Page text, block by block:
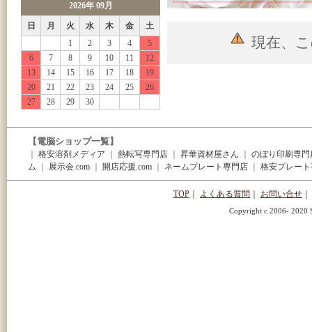
現在、
2026年 09月
日 月 火 水 木 金
土
1
2 3 4
5
6
7 8 9 10 11
12
13
14 15 16 17 18
19
20
21 22 23 24 25
26
27
28 29 30
【電脳ショップ一覧】
格安溶剤メディア 熱転写専門店 昇華資材屋さん
のぼり印刷専門
ム
展示会.com 開店応援.com ネームプレート専門店 格安プレー
TOP よくある質問 お問い合せ
Copyright c 2006- 2020